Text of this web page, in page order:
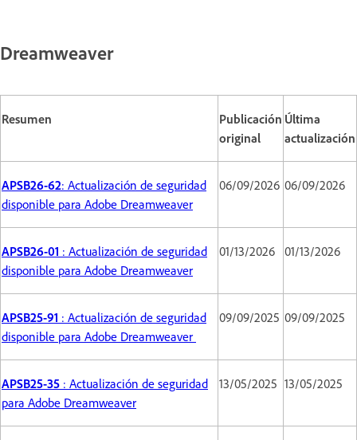
Dreamweaver
Resumen
Publicación
original
Última
actualización
APSB26-62: Actualización de seguridad
disponible para Adobe Dreamweaver
06/09/2026 06/09/2026
APSB26-01 : Actualización de seguridad
disponible para Adobe Dreamweaver
01/13/2026 01/13/2026
APSB25-91 : Actualización de seguridad
disponible para Adobe Dreamweaver
09/09/2025 09/09/2025
APSB25-35 : Actualización de seguridad
para Adobe Dreamweaver
13/05/2025 13/05/2025